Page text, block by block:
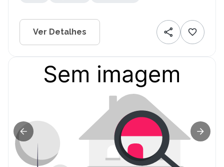
Ver Detalhes